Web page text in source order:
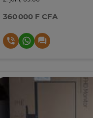
360 000 F CFA